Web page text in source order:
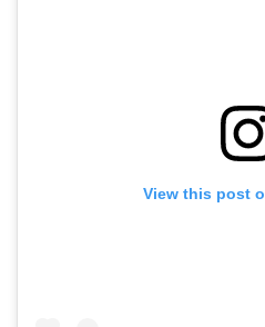
View this post